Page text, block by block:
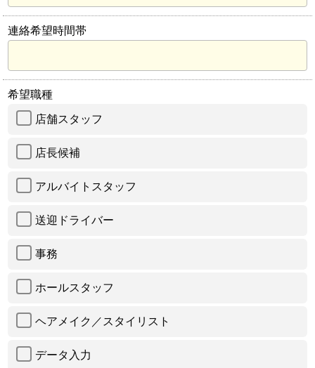
連絡希望時間帯
希望職種
店舗スタッフ
店長候補
アルバイトスタッフ
送迎ドライバー
事務
ホールスタッフ
ヘアメイク／スタイリスト
データ入力